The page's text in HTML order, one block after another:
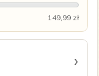
149,99 zł
›